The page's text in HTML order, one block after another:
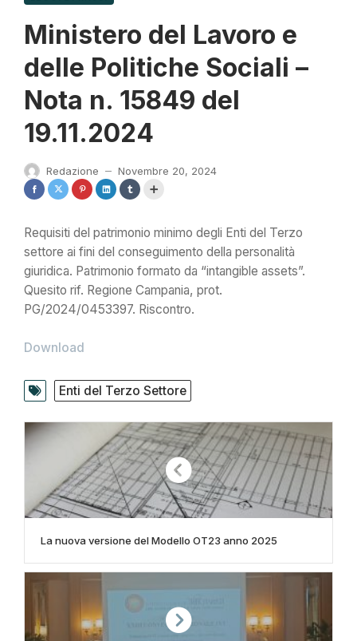
Ministero del Lavoro e
delle Politiche Sociali –
Nota n. 15849 del
19.11.2024
Redazione — Novembre 20, 2024
Requisiti del patrimonio minimo degli Enti del Terzo
settore ai fini del conseguimento della personalità
giuridica. Patrimonio formato da “intangible assets”.
Quesito rif. Regione Campania, prot.
PG/2024/0453397. Riscontro.
Download
Enti del Terzo Settore
La nuova versione del Modello OT23 anno 2025